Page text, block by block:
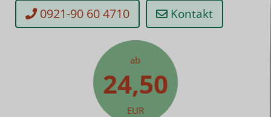
0921-90 60 4710 Kontakt
ab
24,50
EUR